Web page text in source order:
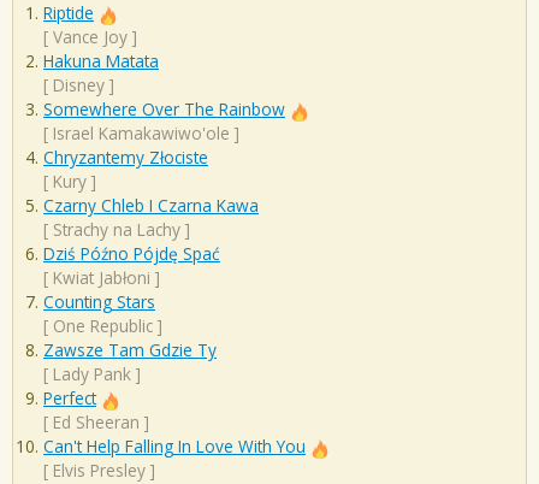
Riptide
[ Vance Joy ]
Hakuna Matata
[ Disney ]
Somewhere Over The Rainbow
[ Israel Kamakawiwo'ole ]
Chryzantemy Złociste
[ Kury ]
Czarny Chleb I Czarna Kawa
[ Strachy na Lachy ]
Dziś Późno Pójdę Spać
[ Kwiat Jabłoni ]
Counting Stars
[ One Republic ]
Zawsze Tam Gdzie Ty
[ Lady Pank ]
Perfect
[ Ed Sheeran ]
Can't Help Falling In Love With You
[ Elvis Presley ]